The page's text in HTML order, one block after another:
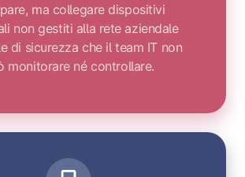
ma collegare dispositivi
non gestiti alla rete aziendale
di sicurezza che il team IT non
monitorare né controllare.